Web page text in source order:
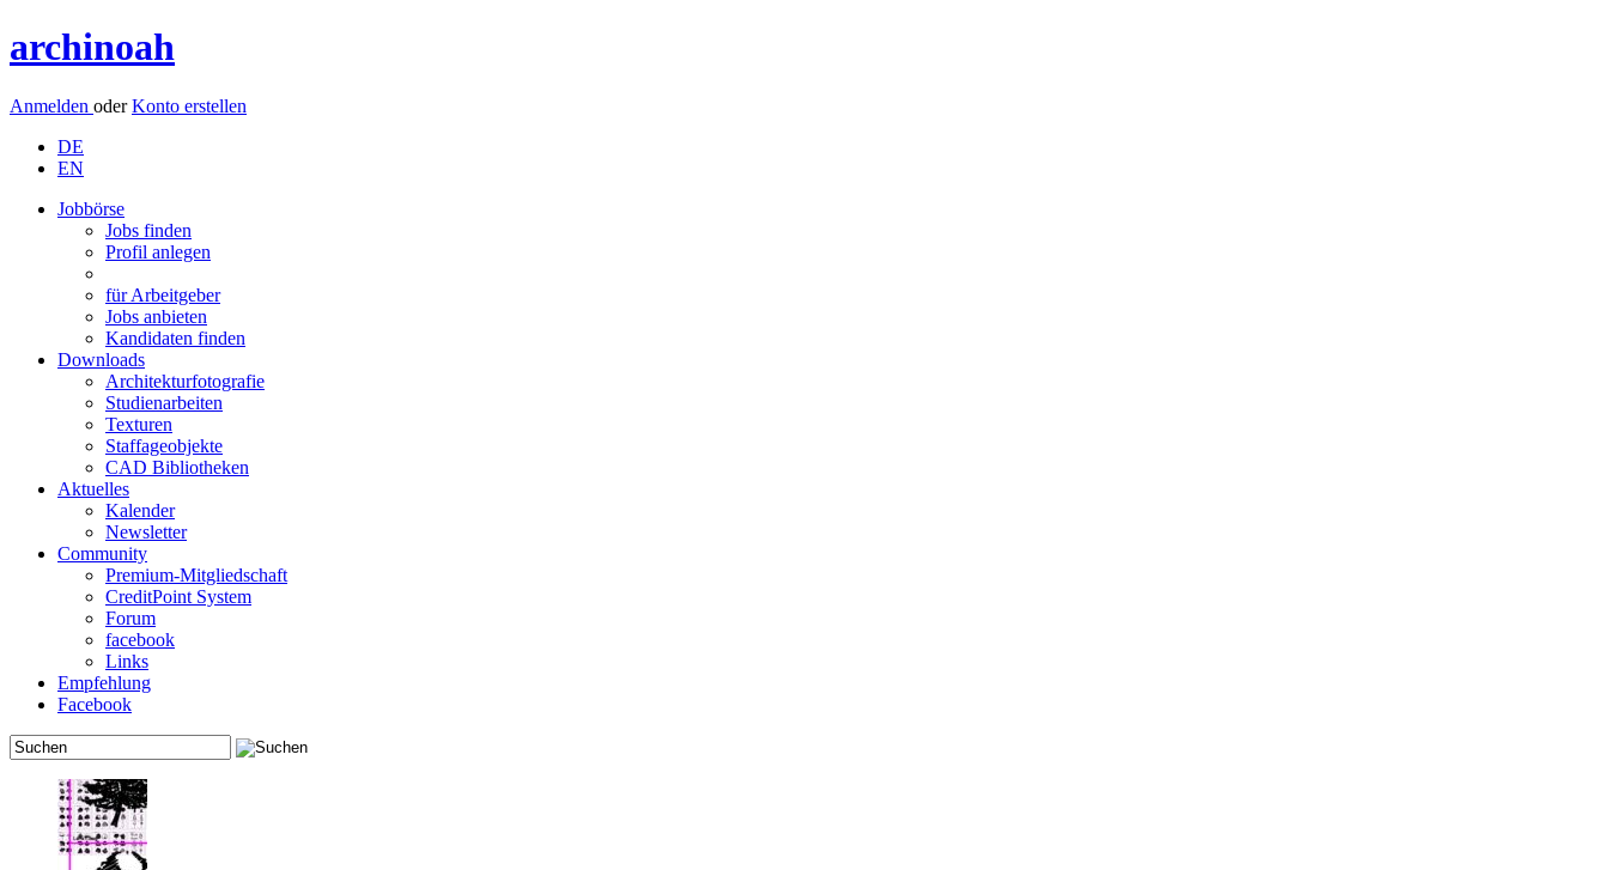
archinoah
Anmelden oderKonto erstellen
DE
EN
Jobbörse
Jobs finden
Profil anlegen
für Arbeitgeber
Jobs anbieten
Kandidaten finden
Downloads
Architekturfotografie
Studienarbeiten
Texturen
Staffageobjekte
CAD Bibliotheken
Aktuelles
Kalender
Newsletter
Community
Premium-Mitgliedschaft
CreditPoint System
Forum
facebook
Links
Empfehlung
Facebook